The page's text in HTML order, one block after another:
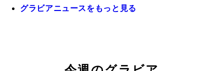
グラビアニュースをもっと見る